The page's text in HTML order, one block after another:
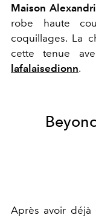
Maison
robe haute
coquillages. La
cette tenue
lafalaisedionn.
Après avoir déjà